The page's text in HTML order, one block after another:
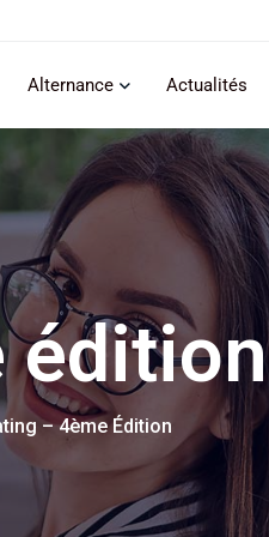
Alternance Actualités
édition
– 4ème Édition